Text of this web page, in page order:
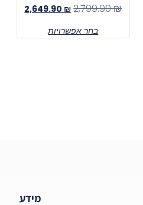
2,799.90₪
2,649.90 ₪
בחר אפשרויות
מידע